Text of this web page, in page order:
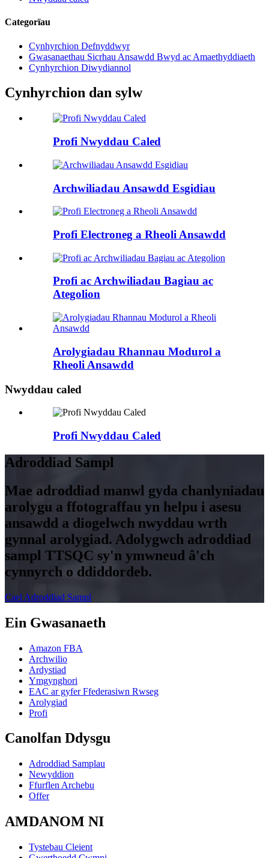
Categorïau
Cynhyrchion Defnyddwyr
Gwasanaethau Sicrhau Ansawdd Bwyd ac Amaethyddiaeth
Cynhyrchion Diwydiannol
Cynhyrchion dan sylw
Profi Nwyddau Caled
Archwiliadau Ansawdd Esgidiau
Profi Electroneg a Rheoli Ansawdd
Profi ac Archwiliadau Bagiau ac
Ategolion
Arolygiadau Rhannau Modurol a
Rheoli Ansawdd
Nwyddau caled
Profi Nwyddau Caled
Adroddiad Sampl
Mae adroddiad manwl gyda chanlyniadau
arolygu a ffotograffau yn helpu i asesu
ansawdd a diogelwch nwyddau wrth
gynnal arolygiad. Adolygwch adroddiad
sampl TTSQC sy'n ymwneud â'ch
cynnyrch o ddiddordeb.
Cael Adroddiad Sampl
Ein Gwasanaeth
Amazon FBA
Archwilio
Ardystiad
Ymgynghori
EAC ar gyfer Ffederasiwn Rwseg
Arolygiad
Profi
Canolfan Ddysgu
Adroddiad Samplau
Newyddion
Ffurflen Archebu
Offer
AMDANOM NI
Tystebau Cleient